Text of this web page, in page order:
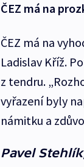
ČEZ má na
ČEZ má na
Ladislav Kříž.
z tendru.
vyřazení byly
námitku a
Pavel